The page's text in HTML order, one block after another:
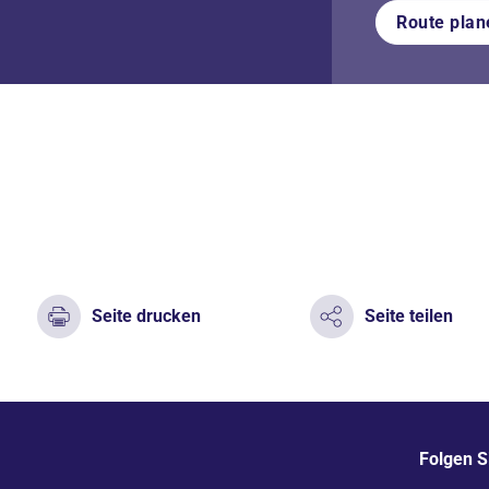
Route
Seite drucken Seite teilen
Folgen